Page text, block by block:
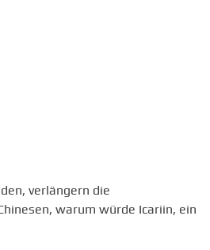
verlängern die
warum würde Icariin, ein